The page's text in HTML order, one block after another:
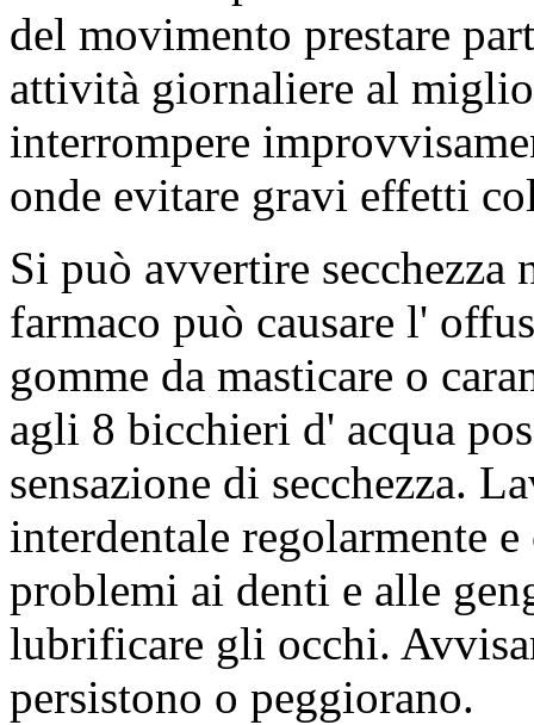
del movimento prestare
attività giornaliere al
interrompere
onde evitare gravi effetti
Si può avvertire
farmaco può causare l'
gomme da masticare o
agli 8 bicchieri d' acqua
sensazione di secchezza.
interdentale regolarmente
problemi ai denti e alle
lubrificare gli occhi.
persistono o peggiorano.